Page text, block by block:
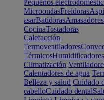
Pequeños
MicroondasFreidoras
asarBatidorasAmasadores
CocinaTostadoras
Calefacción
Termoventiladores
TérmicosHumidificadores
Climatización
Calentadores de agua
Belleza y salud Cuidado
cabelloCuidado dental